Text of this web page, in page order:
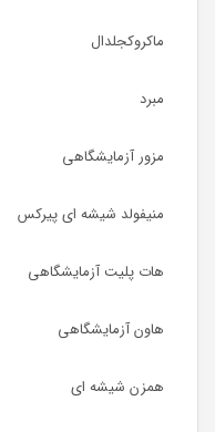
ماکروکجلدال
مبرد
مزور آزمایشگاهی
منیفولد شیشه ای پیرکس
هات پلیت آزمایشگاهی
هاون آزمایشگاهی
همزن شیشه ای